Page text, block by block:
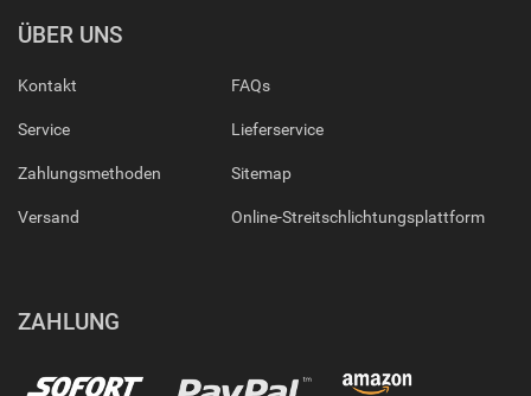
ÜBER UNS
Kontakt
Service
Zahlungsmethoden
Versand
FAQs
Lieferservice
Sitemap
Online-Streitschlichtungsplattform
ZAHLUNG